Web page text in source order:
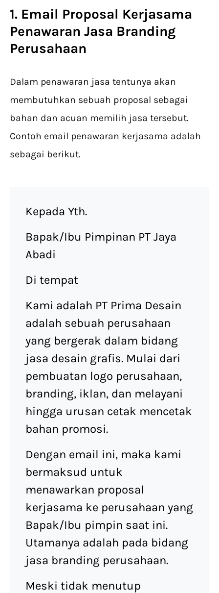
1. Email Proposal Kerjasama
Penawaran Jasa Branding
Perusahaan
Dalam penawaran jasa tentunya akan
membutuhkan sebuah proposal sebagai
bahan dan acuan memilih jasa tersebut.
Contoh email penawaran kerjasama adalah
sebagai berikut.
Kepada Yth.
Bapak/Ibu Pimpinan PT Jaya
Abadi
Di tempat
Kami adalah PT Prima Desain
adalah sebuah perusahaan
yang bergerak dalam bidang
jasa desain grafis. Mulai dari
pembuatan logo perusahaan,
branding, iklan, dan melayani
hingga urusan cetak mencetak
bahan promosi.
Dengan email ini, maka kami
bermaksud untuk
menawarkan proposal
kerjasama ke perusahaan yang
Bapak/Ibu pimpin saat ini.
Utamanya adalah pada bidang
jasa branding perusahaan.
Meski tidak menutup